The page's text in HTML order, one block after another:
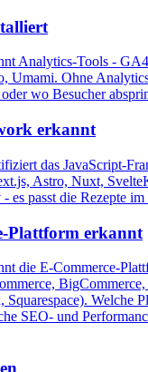
Analytics-Tools -
Umami. Ohne
wo Besucher
erkannt
das JavaScript-
Astro, Nuxt,
es passt die Rezepte im
Plattform erkannt
die E-Commerce-
BigCommerce,
Squarespace). Welche
SEO- und